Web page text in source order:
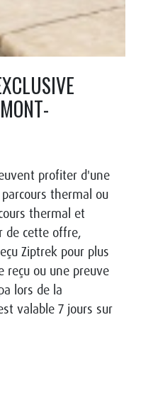
profiter d'une
thermal ou
thermal et
de cette offre,
Ziptrek pour plus
reçu ou une preuve
lors de la
valable 7 jours sur